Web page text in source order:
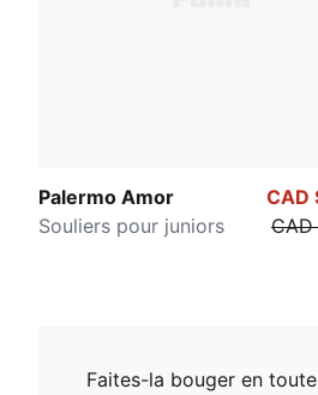
Palermo Amor
Souliers pour juniors
CAD
Faites-la bouger en